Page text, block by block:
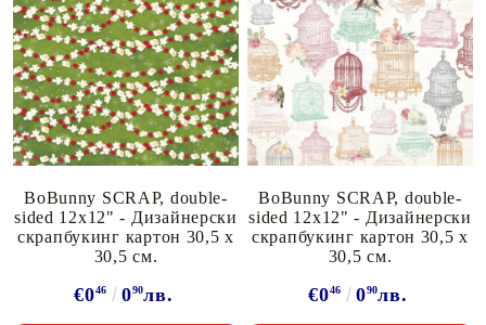
BoBunny SCRAP, double-
sided 12x12" - Дизайнерски
скрапбукинг картон 30,5 х
30,5 см.
€046 090лв.
BoBunny SCRAP, double-
sided 12x12" - Дизайнерски
скрапбукинг картон 30,5 х
30,5 см.
€046 090лв.